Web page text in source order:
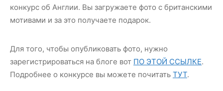
конкурс об Англии. Вы загружаете фото с британскими
мотивами и за это получаете подарок.
Для того, чтобы опубликовать фото, нужно
зарегистрироваться на блоге вот ПО ЭТОЙ ССЫЛКЕ.
Подробнее о конкурсе вы можете почитать ТУТ.